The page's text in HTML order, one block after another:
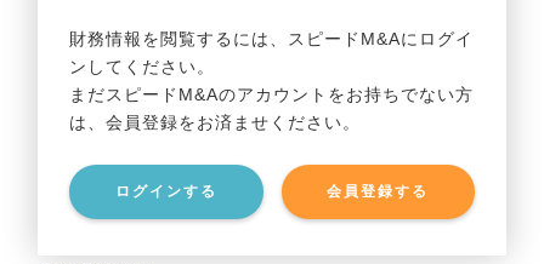
財務情報を閲覧するには、スピードM&Aにログイ
ンしてください。
まだスピードM&Aのアカウントをお持ちでない方
は、会員登録をお済ませください。
ログインする 会員登録する
貸借対照表（B/S）
事業資産 ********************
事業負債 ********************